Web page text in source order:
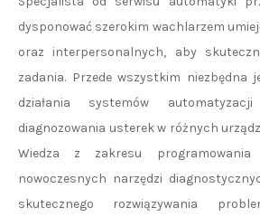
dysponować szerokim wachlarzem
oraz interpersonalnych, aby
zadania. Przede wszystkim niezbędna
działania systemów
diagnozowania usterek w różnych
Wiedza z zakresu
nowoczesnych narzędzi
skutecznego rozwiązywania